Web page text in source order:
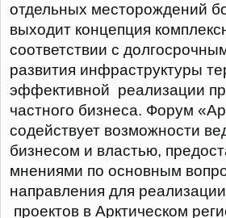
отдельных месторождений
выходит концепция
соответствии с
развития инфраструктуры
эффективной реализации
частного бизнеса. Форум
содействует возможности
бизнесом и властью,
мнениями по основным
направления для
проектов в Арктическом